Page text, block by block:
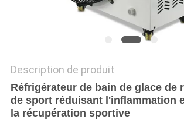
PRIVACY
POLICY
Description de produit
Réfrigérateur de bain de glace de
de sport réduisant l'inflammation
la récupération sportive